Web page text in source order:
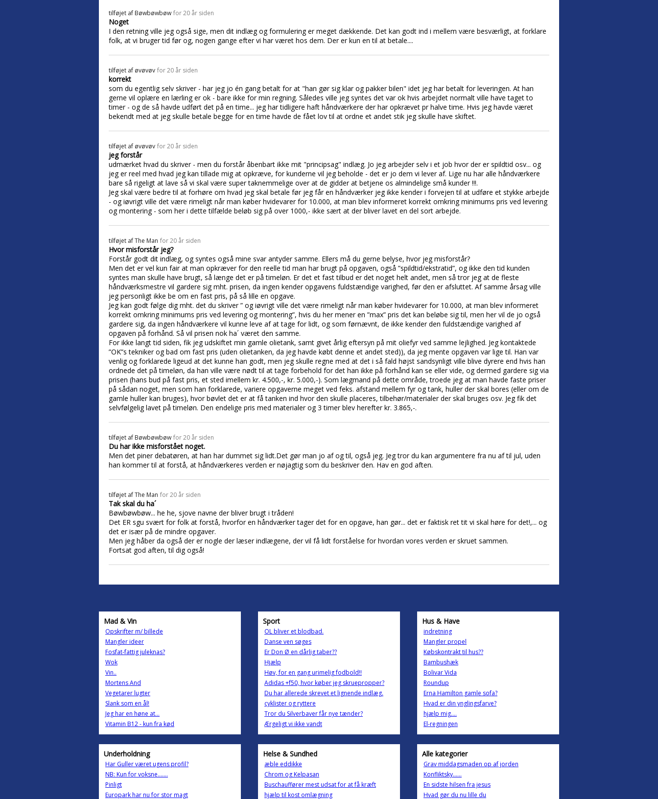
tilføjet af Bøwbøwbøw for 20 år siden
Noget
I den retning ville jeg også sige, men dit indlæg og formulering er meget dækkende. Det kan godt ind i mellem være besværligt, at forklare
folk, at vi bruger tid før og, nogen gange efter vi har været hos dem. Der er kun en til at betale....
tilføjet af øvøvøv for 20 år siden
korrekt
som du egentlig selv skriver - har jeg jo én gang betalt for at "han gør sig klar og pakker bilen" idet jeg har betalt for leveringen. At han
gerne vil oplære en lærling er ok - bare ikke for min regning. Således ville jeg syntes det var ok hvis arbejdet normalt ville have taget to
timer - og de så havde udført det på en time... jeg har tidligere haft håndværkere der har opkrævet pr halve time. Hvis jeg havde været
bekendt med at jeg skulle betale begge for en time havde de fået lov til at ordne et andet stik jeg skulle have skiftet.
tilføjet af øvøvøv for 20 år siden
jeg forstår
udmærket hvad du skriver - men du forstår åbenbart ikke mit "principsag" indlæg. Jo jeg arbejder selv i et job hvor der er spildtid osv... og
jeg er reel med hvad jeg kan tillade mig at opkræve, for kunderne vil jeg beholde - det er jo dem vi lever af. Lige nu har alle håndværkere
bare så rigeligt at lave så vi skal være super taknemmelige over at de gidder at betjene os almindelige små kunder !!!.
Jeg skal være bedre til at forhøre om hvad jeg skal betale før jeg får en håndværker jeg ikke kender i forvejen til at udføre et stykke arbejde
- og iøvrigt ville det være rimeligt når man køber hvidevarer for 10.000, at man blev informeret korrekt omkring minimums pris ved levering
og montering - som her i dette tilfælde beløb sig på over 1000,- ikke sært at der bliver lavet en del sort arbejde.
tilføjet afThe Man for 20 år siden
Hvor misforstår jeg?
Forstår godt dit indlæg, og syntes også mine svar antyder samme. Ellers må du gerne belyse, hvor jeg misforstår?
Men det er vel kun fair at man opkræver for den reelle tid man har brugt på opgaven, også ”spildtid/ekstratid”, og ikke den tid kunden
syntes man skulle have brugt, så længe det er på timeløn. Er det et fast tilbud er det noget helt andet, men så tror jeg at de fleste
håndværksmestre vil gardere sig mht. prisen, da ingen kender opgavens fuldstændige varighed, før den er afsluttet. Af samme årsag ville
jeg personligt ikke be om en fast pris, på så lille en opgave.
Jeg kan godt følge dig mht. det du skriver ” og iøvrigt ville det være rimeligt når man køber hvidevarer for 10.000, at man blev informeret
korrekt omkring minimums pris ved levering og montering”, hvis du her mener en ”max” pris det kan beløbe sig til, men her vil de jo også
gardere sig, da ingen håndværkere vil kunne leve af at tage for lidt, og som førnævnt, de ikke kender den fuldstændige varighed af
opgaven på forhånd. Så vil prisen nok ha´ været den samme.
For ikke langt tid siden, fik jeg udskiftet min gamle olietank, samt givet årlig eftersyn på mit oliefyr ved samme lejlighed. Jeg kontaktede
”OK”s tekniker og bad om fast pris (uden olietanken, da jeg havde købt denne et andet sted)), da jeg mente opgaven var lige til. Han var
venlig og forklarede ligeud at det kunne han godt, men jeg skulle regne med at det i så fald højst sandsynligt ville blive dyrere end hvis han
ordnede det på timeløn, da han ville være nødt til at tage forbehold for det han ikke på forhånd kan se eller vide, og dermed gardere sig via
prisen (hans bud på fast pris, et sted imellem kr. 4.500,-, kr. 5.000,-). Som lægmand på dette område, troede jeg at man havde faste priser
på sådan noget, men som han forklarede, variere opgaverne meget ved feks. afstand mellem fyr og tank, huller der skal bores (eller om de
gamle huller kan bruges), hvor bøvlet det er at få tanken ind hvor den skulle placeres, tilbehør/materialer der skal bruges osv. Jeg fik det
selvfølgelig lavet på timeløn. Den endelige pris med materialer og 3 timer blev herefter kr. 3.865,-.
tilføjet af Bøwbøwbøw for 20 år siden
Du har ikke misforstået noget.
Men det piner debatøren, at han har dummet sig lidt.Det gør man jo af og til, også jeg. Jeg tror du kan argumentere fra nu af til jul, uden
han kommer til at forstå, at håndværkeres verden er nøjagtig som du beskriver den. Hav en god aften.
tilføjet afThe Man for 20 år siden
Tak skal du ha´
Bøwbøwbøw... he he, sjove navne der bliver brugt i tråden!
Det ER sgu svært for folk at forstå, hvorfor en håndværker tager det for en opgave, han gør... det er faktisk ret tit vi skal høre for det!,... og
det er især på de mindre opgaver.
Men jeg håber da også der er nogle der læser indlægene, der vil få lidt forståelse for hvordan vores verden er skruet sammen.
Fortsat god aften, til dig også!
Mad & Vin
Opskrifter m/ billede
Mangler ideer
Fosfat-fattig juleknas?
Wok
Vin..
Mortens And
Vegetarer lugter
Slank som en ål!
Jeg har en høne at...
Vitamin B12 - kun fra kød
Sport
OL bliver et blodbad.
Danse ven søges
Er Don Ø en dårlig taber??
Hjælp
Høv, for en gang urimelig fodbold!!
Adidas +f50, hvor køber jeg skruepropper?
Du har allerede skrevet et lignende indlæg.
cyklister og ryttere
Tror du Silverbaver får nye tænder?
Ærgeligt vi ikke vandt
Hus & Have
indretning
Mangler propel
Købskontrakt til hus??
Bambushæk
Bolivar Vida
Roundup
Erna Hamilton gamle sofa?
Hvad er din ynglingsfarve?
hjælp mig....
El-regningen
Underholdning
Har Guller været ugens profil?
NB: Kun for voksne.......
Pinligt
Europark har nu for stor magt
Helse & Sundhed
æble eddikke
Chrom og Kelpasan
Buschauffører mest udsat for at få kræft
hjælp til kost omlægning
Alle kategorier
Grav middagsmaden op af jorden
Konfliktsky......
En sidste hilsen fra jesus
Hvad gør du nu lille du